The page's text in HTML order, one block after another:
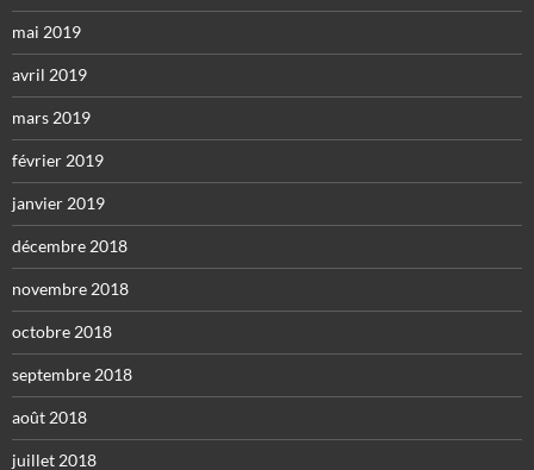
mai 2019
avril 2019
mars 2019
février 2019
janvier 2019
décembre 2018
novembre 2018
octobre 2018
septembre 2018
août 2018
juillet 2018